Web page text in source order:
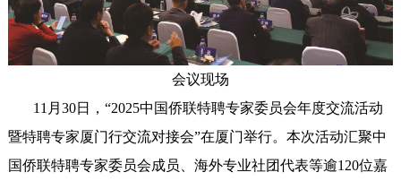
会议现场
11月30日，“2025中国侨联特聘专家委员会年度交流活动
暨特聘专家厦门行交流对接会”在厦门举行。本次活动汇聚中
国侨联特聘专家委员会成员、海外专业社团代表等逾120位嘉